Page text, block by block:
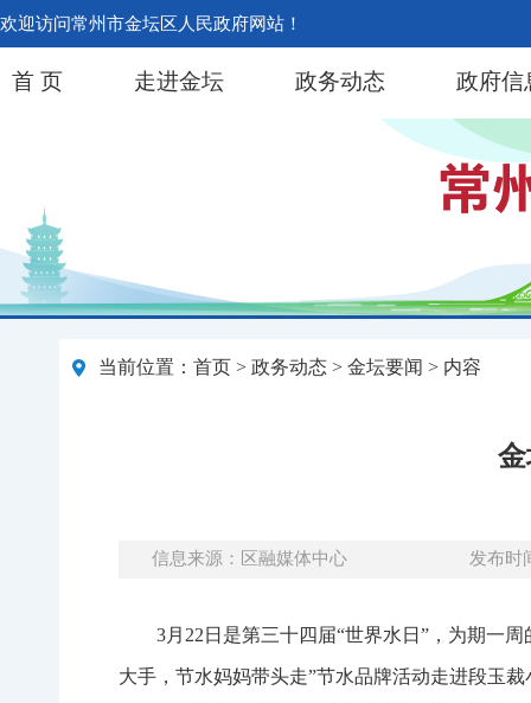
欢迎访问常州市金坛区人民政府网站！
首 页 走进金坛 政务动态 政府信
当前位置： 首页 > 政务动态 > 金坛要闻 > 内容
信息来源：区融媒体中心 发布时
3月22日是第三十四届“世界水日”，为期一
大手，节水妈妈带头走”节水品牌活动走进段玉